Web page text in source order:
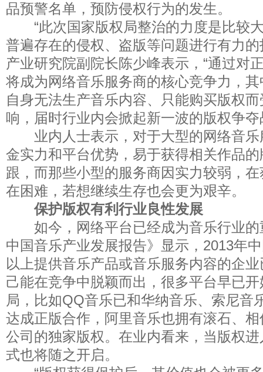
品预警名单，预防侵权行为的发生。
“此次国家版权局整治的力度是比较
普遍存在的侵权、盗版等问题进行有力
产业研究院副院长陈少峰表示，“通过对
将成为网络音乐服务商的核心竞争力，
自身无法生产音乐内容、只能购买版权
响，届时行业内会掀起新一波的版权争夺
业内人士表示，对于大型的网络音乐
金实力和平台优势，易于获得相关作品
跟，而那些小型的服务商因实力较弱，
在困难，若想继续生存也会更为艰辛。
保护版权有利行业良性发展
如今，网络平台已经成为音乐行业的
中国音乐产业发展报告》显示，2013年
以上提供音乐产品或音乐服务内容的企
己能在竞争中脱颖而出，很多平台早已
局，比如QQ音乐已和华纳音乐、索尼音
达成正版合作，阿里音乐也拥有滚石、
公司的独家版权。在业内看来，当版权
式也将随之开启。